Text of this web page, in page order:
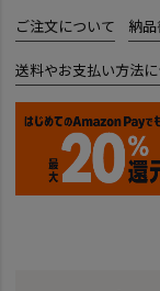
ご注文について 納
送料やお支払い方法